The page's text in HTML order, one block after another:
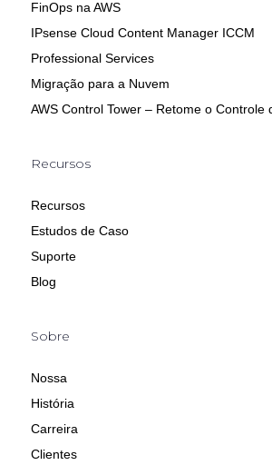
FinOps na AWS
IPsense Cloud Content Manager ICCM
Professional Services
Migração para a Nuvem
AWS Control Tower – Retome o Controle
Recursos
Recursos
Estudos de Caso
Suporte
Blog
Sobre
Nossa
História
Carreira
Clientes